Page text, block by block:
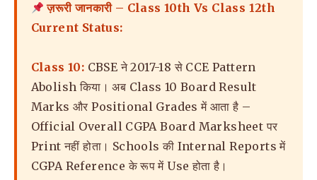
ज़रूरी जानकारी – Class 10th Vs Class 12th
Current Status:
Class 10: CBSE ने 2017-18 से CCE Pattern
Abolish किया। अब Class 10 Board Result
Marks और Positional Grades में आता है –
Official Overall CGPA Board Marksheet पर
Print नहीं होता। Schools की Internal Reports में
CGPA Reference के रूप में Use होता है।